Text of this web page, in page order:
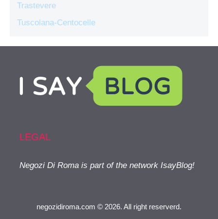
Trastevere
Tuscolana-Centocelle
LEGAL
Negozi Di Roma is part of the network IsayBlog!
negozidiroma.com © 2026. All right reserverd.